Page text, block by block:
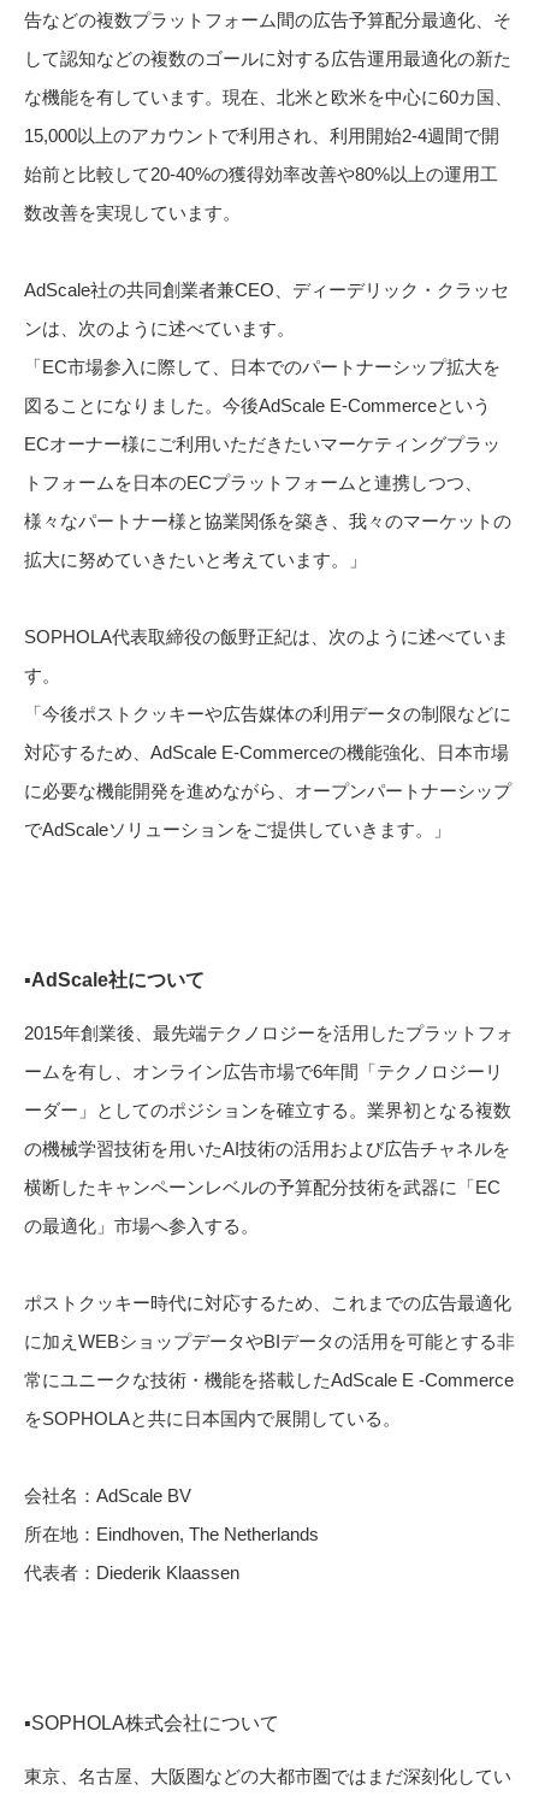
告などの複数プラットフォーム間の広告予算配分最適化、そ
して認知などの複数のゴールに対する広告運用最適化の新た
な機能を有しています。現在、北米と欧米を中心に60カ国、
15,000以上のアカウントで利用され、利用開始2-4週間で開
始前と比較して20-40%の獲得効率改善や80%以上の運用工
数改善を実現しています。
AdScale社の共同創業者兼CEO、ディーデリック・クラッセ
ンは、次のように述べています。
「EC市場参入に際して、日本でのパートナーシップ拡大を
図ることになりました。今後AdScale E-Commerceという
ECオーナー様にご利用いただきたいマーケティングプラッ
トフォームを日本のECプラットフォームと連携しつつ、
様々なパートナー様と協業関係を築き、我々のマーケットの
拡大に努めていきたいと考えています。」
SOPHOLA代表取締役の飯野正紀は、次のように述べていま
す。
「今後ポストクッキーや広告媒体の利用データの制限などに
対応するため、AdScale E-Commerceの機能強化、日本市場
に必要な機能開発を進めながら、オープンパートナーシップ
でAdScaleソリューションをご提供していきます。」
▪️AdScale社について
2015年創業後、最先端テクノロジーを活用したプラットフォ
ームを有し、オンライン広告市場で6年間「テクノロジーリ
ーダー」としてのポジションを確立する。業界初となる複数
の機械学習技術を用いたAI技術の活用および広告チャネルを
横断したキャンペーンレベルの予算配分技術を武器に「EC
の最適化」市場へ参入する。
ポストクッキー時代に対応するため、これまでの広告最適化
に加えWEBショップデータやBIデータの活用を可能とする非
常にユニークな技術・機能を搭載したAdScale E -Commerce
をSOPHOLAと共に日本国内で展開している。
会社名：AdScale BV
所在地：Eindhoven, The Netherlands
代表者：Diederik Klaassen
▪️SOPHOLA株式会社について
東京、名古屋、大阪圏などの大都市圏ではまだ深刻化してい